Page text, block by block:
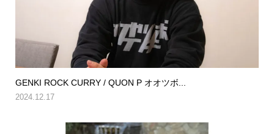
GENKI ROCK CURRY / QUON P オオツボ...
2024.12.17